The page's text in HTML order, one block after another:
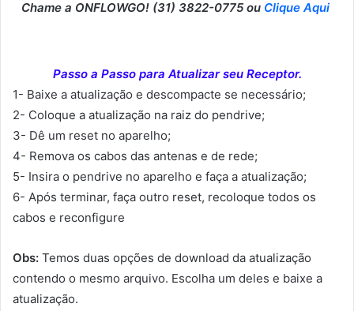
Chame a ONFLOWGO! (31) 3822-0775 ou Clique Aqui
Passo a Passo para Atualizar seu Receptor.
1- Baixe a atualização e descompacte se necessário;
2- Coloque a atualização na raiz do pendrive;
3- Dê um reset no aparelho;
4- Remova os cabos das antenas e de rede;
5- Insira o pendrive no aparelho e faça a atualização;
6- Após terminar, faça outro reset, recoloque todos os
cabos e reconfigure
Obs: Temos duas opções de download da atualização
contendo o mesmo arquivo. Escolha um deles e baixe a
atualização.